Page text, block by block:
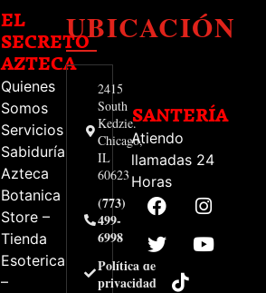
EL
SECRETO
AZTECA
Quienes
Somos
Servicios
Sabiduría
Azteca
Botanica
Store –
Tienda
Esoterica
–
UBICACIÓN
2415
South
Kedzie.
Chicago,
IL
60623
(773)
499-
6998
Política de
privacidad
SANTERÍA
Atiendo
llamadas 24
Horas